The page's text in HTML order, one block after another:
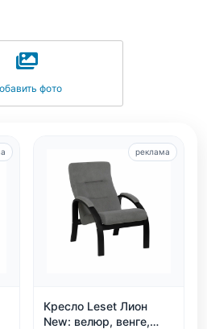
фото
Кресло Leset Лион
New: велюр, венге,
реклама